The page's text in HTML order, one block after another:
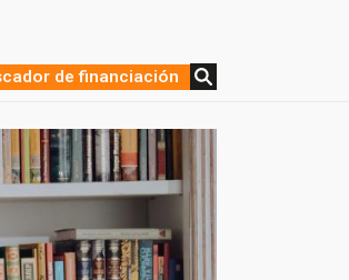
de financiación